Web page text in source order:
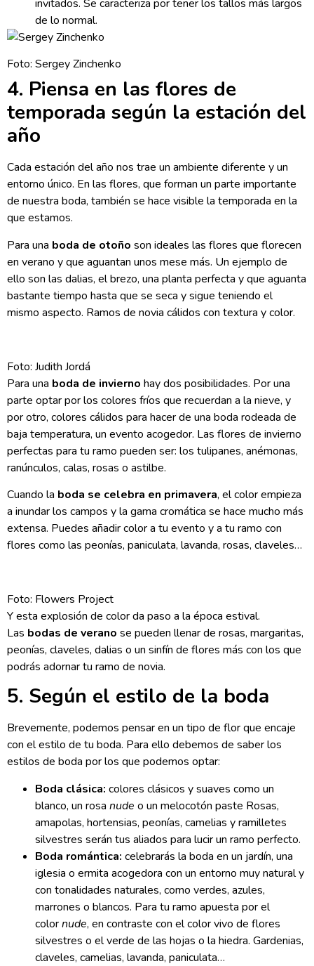
invitados. Se caracteriza por tener los tallos más largos
de lo normal.
Foto: Sergey Zinchenko
4. Piensa en las flores de
temporada según la estación del
año
Cada estación del año nos trae un ambiente diferente y un
entorno único. En las flores, que forman un parte importante
de nuestra boda, también se hace visible la temporada en la
que estamos.
Para una boda de otoño son ideales las flores que florecen
en verano y que aguantan unos mese más. Un ejemplo de
ello son las dalias, el brezo, una planta perfecta y que aguanta
bastante tiempo hasta que se seca y sigue teniendo el
mismo aspecto. Ramos de novia cálidos con textura y color.
Foto: Judith Jordá
Para una boda de invierno hay dos posibilidades. Por una
parte optar por los colores fríos que recuerdan a la nieve, y
por otro, colores cálidos para hacer de una boda rodeada de
baja temperatura, un evento acogedor. Las flores de invierno
perfectas para tu ramo pueden ser: los tulipanes, anémonas,
ranúnculos, calas, rosas o astilbe.
Cuando la boda se celebra en primavera, el color empieza
a inundar los campos y la gama cromática se hace mucho más
extensa. Puedes añadir color a tu evento y a tu ramo con
flores como las peonías, paniculata, lavanda, rosas, claveles…
Foto: Flowers Project
Y esta explosión de color da paso a la época estival.
Las bodas de verano se pueden llenar de rosas, margaritas,
peonías, claveles, dalias o un sinfín de flores más con los que
podrás adornar tu ramo de novia.
5. Según el estilo de la boda
Brevemente, podemos pensar en un tipo de flor que encaje
con el estilo de tu boda. Para ello debemos de saber los
estilos de boda por los que podemos optar:
Boda clásica: colores clásicos y suaves como un
blanco, un rosa nude o un melocotón paste Rosas,
amapolas, hortensias, peonías, camelias y ramilletes
silvestres serán tus aliados para lucir un ramo perfecto.
Boda romántica: celebrarás la boda en un jardín, una
iglesia o ermita acogedora con un entorno muy natural y
con tonalidades naturales, como verdes, azules,
marrones o blancos. Para tu ramo apuesta por el
colornude, en contraste con el color vivo de flores
silvestres o el verde de las hojas o la hiedra. Gardenias,
claveles, camelias, lavanda, paniculata…